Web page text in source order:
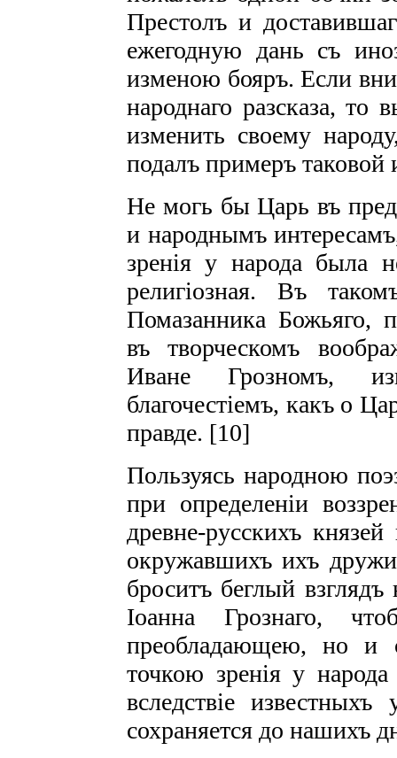
Престолъ и
ежегодную дань съ
изменою бояръ. Если
народнаго разсказа, то
изменить своему
подалъ примеръ таковой
Не могь бы Царь въ
и народнымъ
зренія у народа была
религіозная. Въ
Помазанника Божьяго,
въ творческомъ
Иване Грозномъ,
благочестіемъ, какъ о
правде. [10]
Пользуясь народною
при определеніи
древне-русскихъ
окружавшихъ ихъ
броситъ беглый взглядъ
Іоанна Грознаго,
преобладающею, но и
точкою зренія у народа
вследствіе известныхъ
сохраняется до нашихъ